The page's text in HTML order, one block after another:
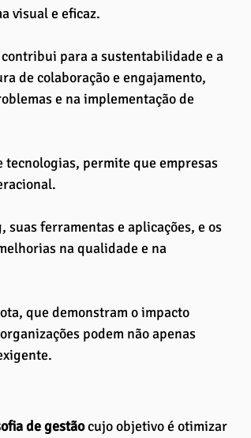
visual e eficaz.
para a sustentabilidade e a
de colaboração e engajamento,
e na implementação de
tecnologias, permite que empresas
ferramentas e aplicações, e os
na qualidade e na
que demonstram o impacto
podem não apenas
de gestão cujo objetivo é otimizar